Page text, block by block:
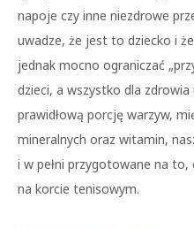
napoje czy inne niezdrowe
uwadze, że jest to dziecko i
jednak mocno ograniczać
dzieci, a wszystko dla
prawidłową porcję warzyw,
mineralnych oraz witamin,
i w pełni przygotowane na
na korcie tenisowym.